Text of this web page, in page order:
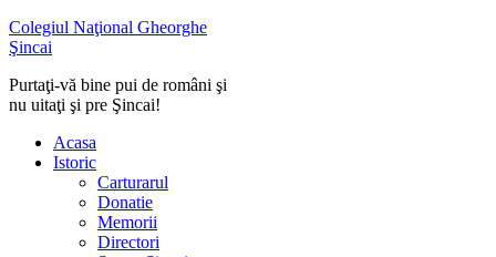
Colegiul Naţional Gheorghe
Şincai
Purtaţi-vă bine pui de români şi
nu uitaţi şi pre Şincai!
Acasa
Istoric
Carturarul
Donatie
Memorii
Directori